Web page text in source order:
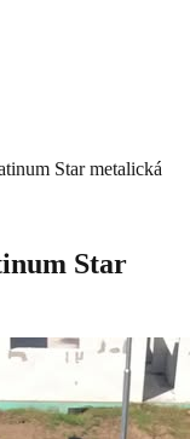
Star metalická
Star